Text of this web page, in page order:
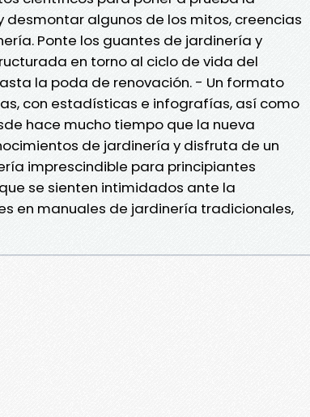
algunos de los mitos, creencias
Ponte los guantes de jardinería y
en torno al ciclo de vida del
la poda de renovación. - Un formato
con estadísticas e infografías, así como
hace mucho tiempo que la nueva
de jardinería y disfruta de un
imprescindible para principiantes
se sienten intimidados ante la
en manuales de jardinería tradicionales,